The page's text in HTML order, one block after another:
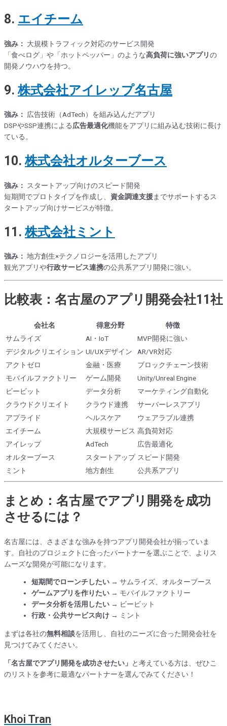
8. エイチーム
強み： 大規模トラフィック対応のサービス開発
「食べログ」や「ホットペッパー」のような高負荷に強いアプリの
開発ノウハウを持つ。
9.株式会社アイレップ名古屋
強み： 広告技術（AdTech）を組み込んだアプリ
DSPやSSP連携による広告最適化機能をアプリに組み込む技術に長け
ている。
10.株式会社オルターブース
強み：
スタートアップ向けのスピード開発
短期間でプロトタイプを作成し、 資金調達支援までサポートするス
タートアップ向けサービスが特徴。
11.株式会社ミント
強み： 地方創生×テクノロジーを活用したアプリ
観光アプリや行政サービス連携の公共系アプリ開発に強い。
比較表：名古屋のアプリ開発会社11社
会社名 得意分野
特徴
サムライズ
AI・IoT
MVP開発に強い
デジタルクリエイション UI/UXデザイン
AR/VR対応
アクトゼロ
金融・医療
ブロックチェーン技術
モバイルファクトリー
ゲーム開発
Unity/Unreal Engine
ビービット
データ分析
マーケティング自動化
クラウドクリエイト
クラウド連携
サーバーレスアプリ
アプライド
ヘルスケア
ウェアラブル連携
エイチーム
大規模サービス 高負荷対応
アイレップ
AdTech
広告最適化
オルターブース
スタートアップ スピード開発
ミント
地方創生 公共系アプリ
まとめ：名古屋でアプリ開発を成功
させるには？
名古屋には、さまざまな強みを持つアプリ開発会社が揃っていま
す。自社のプロジェクトに合ったパートナーを選ぶことで、よりス
ムーズな開発が可能になります。
短期間でローンチしたい→ サムライズ、オルターブース
ゲームアプリを作りたい→ モバイルファクトリー
データ分析を活用したい→ ビービット
行政・公共サービス向け→ ミント
まずは各社の無料相談を活用し、自社のニーズに合った開発会社を
見つけてみてください。
「名古屋でアプリ開発を成功させたい」 と考えている方は、ぜひこ
のリストを参考に最適なパートナーを選んでみてください！
Khoi Tran